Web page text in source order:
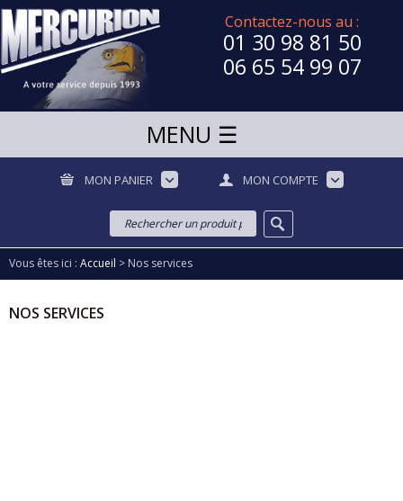
Contactez-nous au :
01 30 98 81 50
06 65 54 99 07
MON PANIER MON COMPTE
Vous êtes ici : Accueil > Nos services
NOS SERVICES